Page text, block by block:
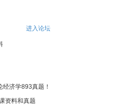
进入论坛
经济学893真题！
资料和真题